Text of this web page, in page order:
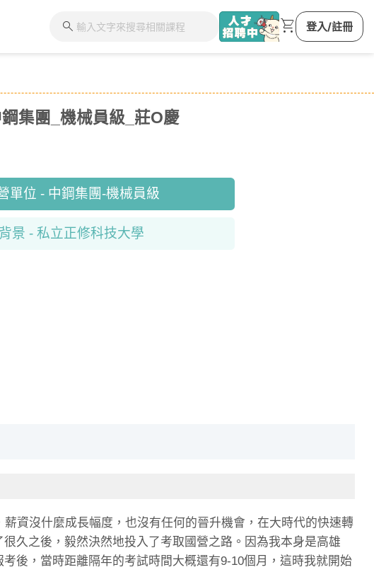
集團_機械員級_莊O慶
單位 - 中鋼集團-機械員級
景 - 私立正修科技大學
資沒什麼成長幅度，也沒有任何的晉升機會，在大時代的快速轉
久之後，毅然決然地投入了考取國營之路。因為我本身是高雄
後，當時距離隔年的考試時間大概還有9-10個月，這時我就開始
search shopping_cart 登入/註冊